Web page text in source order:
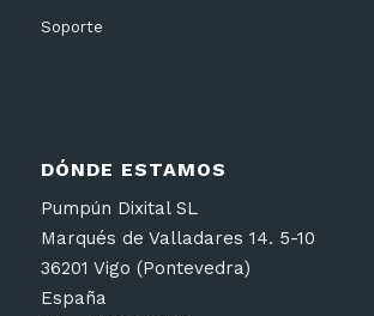
Soporte
DÓNDE ESTAMOS
Pumpún Dixital SL
Marqués de Valladares 14. 5-10
36201 Vigo (Pontevedra)
España